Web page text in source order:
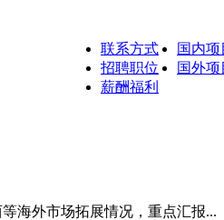
国内项
国外项
联系方式
招聘职位
薪酬福利
海外市场拓展情况，重点汇报...